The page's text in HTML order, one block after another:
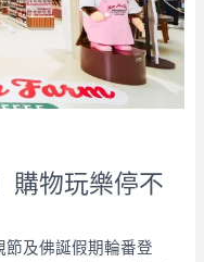
購物玩樂停不
及佛誕假期輪番登